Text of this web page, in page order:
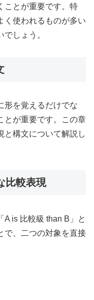
ことが重要です。特
く使われるものが多い
しょう。
形を覚えるだけでな
とが重要です。この章
と構文について解説し
比較表現
A is 比較級 than B」と
で、二つの対象を直接